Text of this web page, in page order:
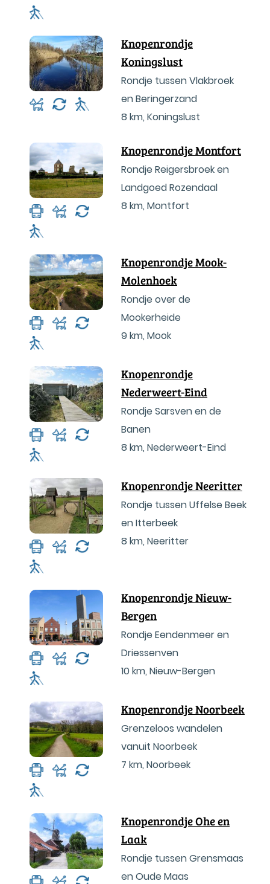
Knopenrondje
Koningslust
Rondje tussen Vlakbroek
en Beringerzand
8 km, Koningslust
Knopenrondje Montfort
Rondje Reigersbroek en
Landgoed Rozendaal
8 km, Montfort
Knopenrondje Mook-
Molenhoek
Rondje over de
Mookerheide
9 km, Mook
Knopenrondje
Nederweert-Eind
Rondje Sarsven en de
Banen
8 km, Nederweert-Eind
Knopenrondje Neeritter
Rondje tussen Uffelse Beek
en Itterbeek
8 km, Neeritter
Knopenrondje Nieuw-
Bergen
Rondje Eendenmeer en
Driessenven
10 km, Nieuw-Bergen
Knopenrondje Noorbeek
Grenzeloos wandelen
vanuit Noorbeek
7 km, Noorbeek
Knopenrondje Ohe en
Laak
Rondje tussen Grensmaas
en Oude Maas